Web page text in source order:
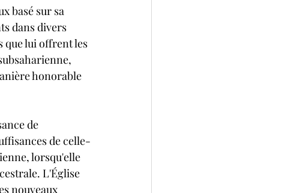
basé sur sa
dans divers
que lui offrent les
honorable
de
de celle-
lorsqu'elle
L'Église
nouveaux